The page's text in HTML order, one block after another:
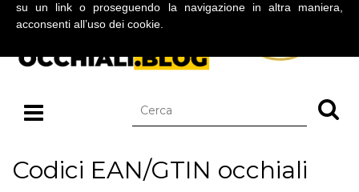
Codici EAN/GTIN occhiali
su un link o proseguendo la navigazione in altra maniera,
acconsenti all’uso dei cookie.